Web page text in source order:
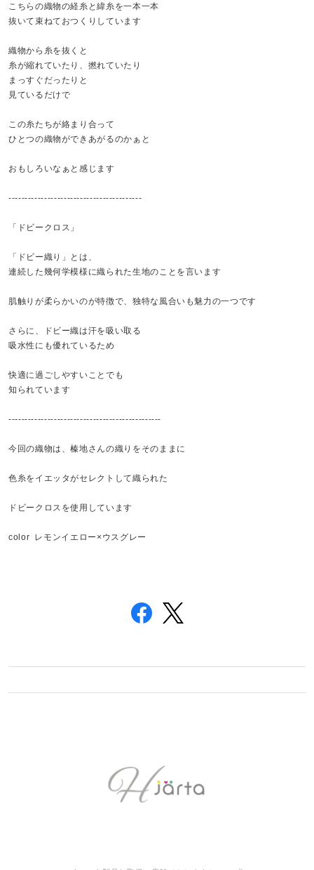
こちらの織物の経糸と緯糸を一本一本
抜いて束ねておつくりしています
織物から糸を抜くと
糸が縮れていたり、撚れていたり
まっすぐだったりと
見ているだけで
この糸たちが絡まり合って
ひとつの織物ができあがるのかぁと
おもしろいなぁと感じます
-----------------------------------------
「ドビークロス」
「ドビー織り」とは、
連続した幾何学模様に織られた生地のことを言います
肌触りが柔らかいのが特徴で、独特な風合いも魅力の一つです
さらに、ドビー織は汗を吸い取る
吸水性にも優れているため
快適に過ごしやすいことでも
知られています
-----------------------------------------------
今回の織物は、榛地さんの織りをそのままに
色糸をイエッタがセレクトして織られた
ドビークロスを使用しています
color レモンイエロー×ウスグレー